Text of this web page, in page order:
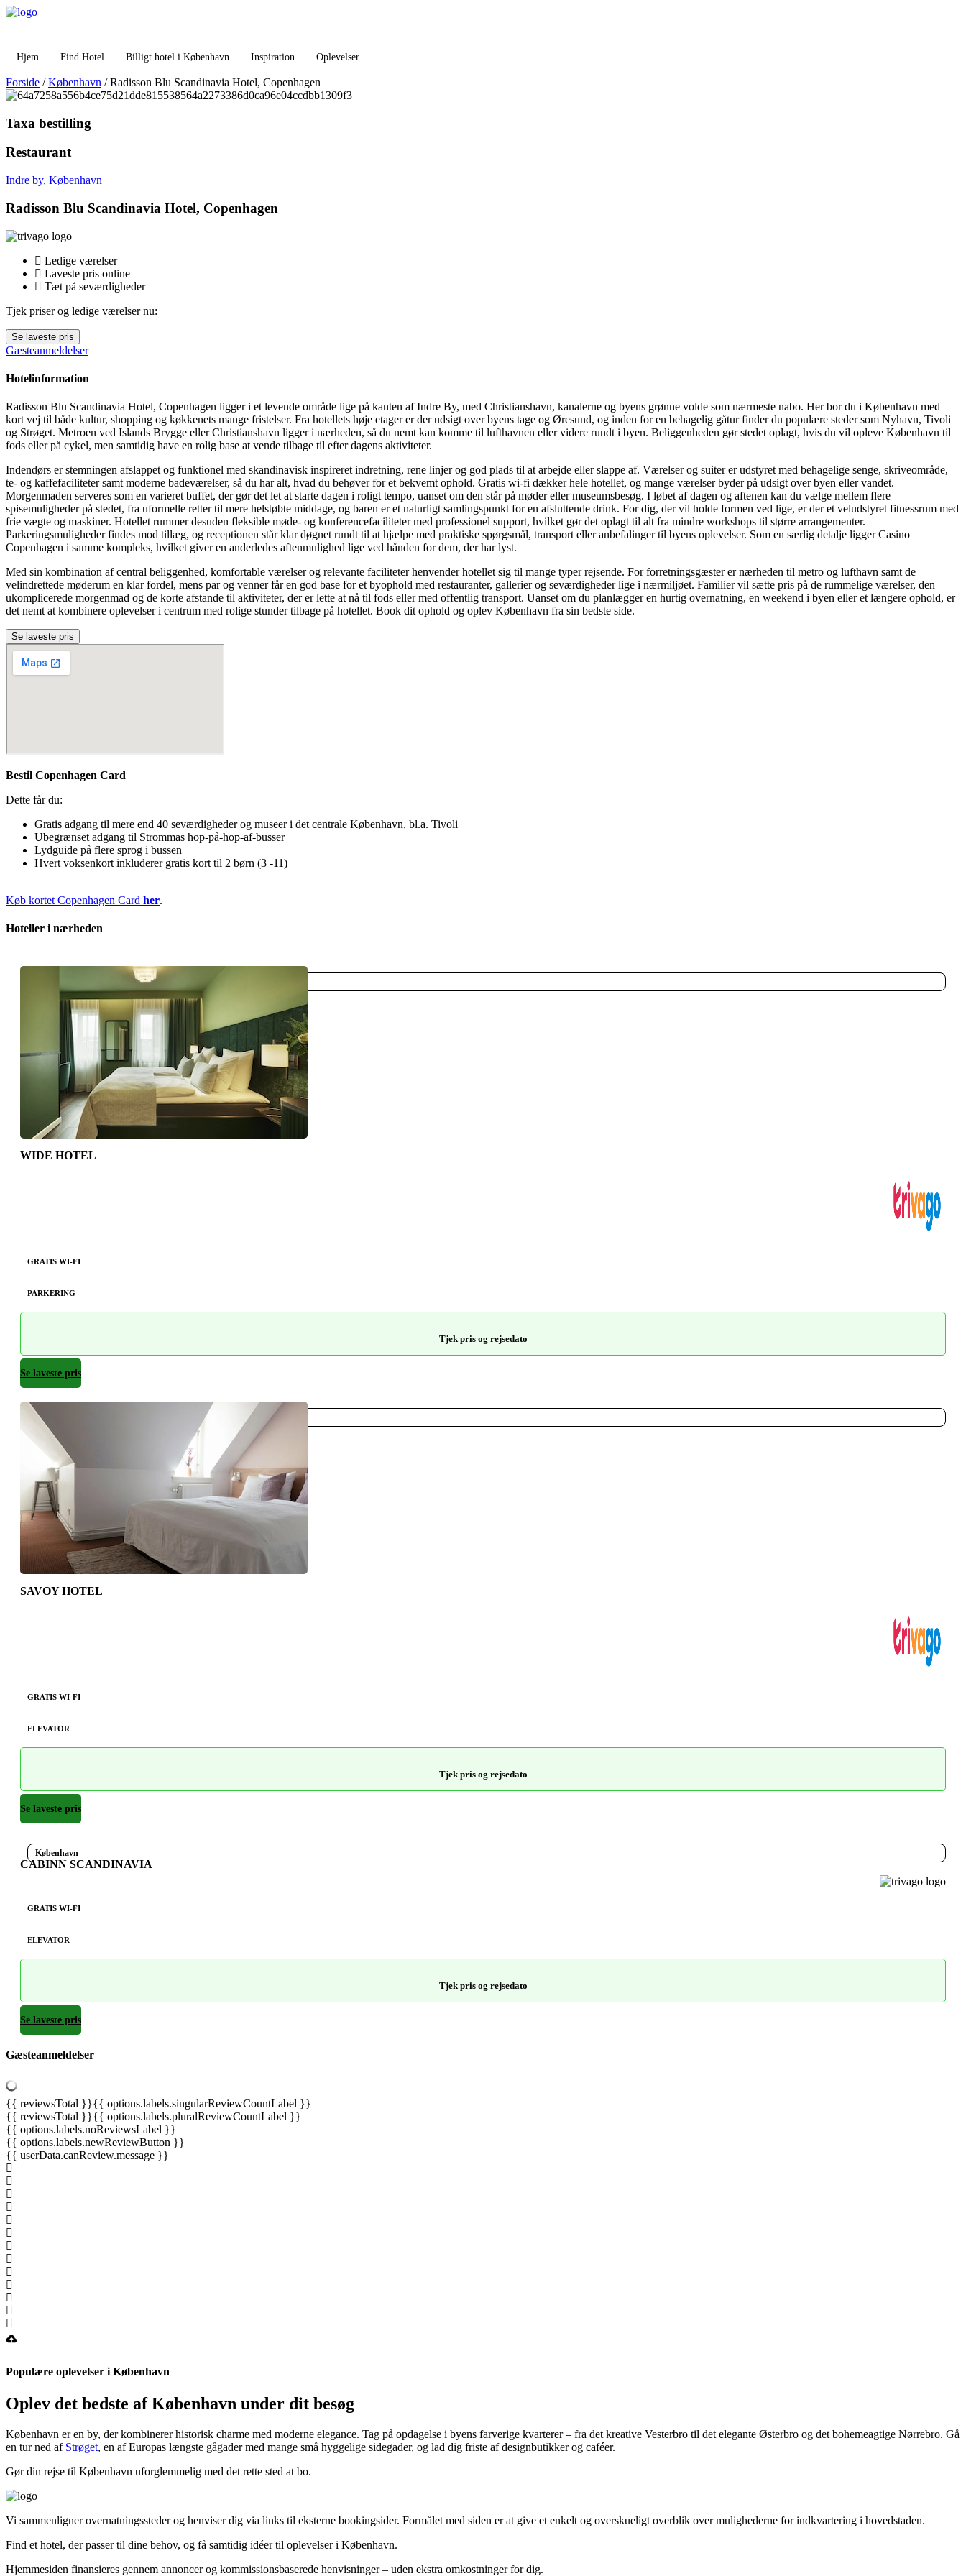
Videre
Hjem Find Hotel Billigt hotel i København Inspiration Oplevelser
Forside /København / Radisson Blu Scandinavia Hotel, Copenhagen
Taxa bestilling
Restaurant
Indre by, København
Radisson Blu Scandinavia Hotel, Copenhagen
Ledige værelser
Laveste pris online
Tæt på seværdigheder
Tjek priser og ledige værelser nu:
Se laveste pris
Gæsteanmeldelser
Hotelinformation
Radisson Blu Scandinavia Hotel, Copenhagen ligger i et levende område lige på kanten af Indre By, med Christianshavn, kanalerne og byens grønne volde som nærmeste nabo. Her bor du i København med
kort vej til både kultur, shopping og køkkenets mange fristelser. Fra hotellets høje etager er der udsigt over byens tage og Øresund, og inden for en behagelig gåtur finder du populære steder som Nyhavn, Tivoli
og Strøget. Metroen ved Islands Brygge eller Christianshavn ligger i nærheden, så du nemt kan komme til lufthavnen eller videre rundt i byen. Beliggenheden gør stedet oplagt, hvis du vil opleve København til
fods eller på cykel, men samtidig have en rolig base at vende tilbage til efter dagens aktiviteter.
Indendørs er stemningen afslappet og funktionel med skandinavisk inspireret indretning, rene linjer og god plads til at arbejde eller slappe af. Værelser og suiter er udstyret med behagelige senge, skriveområde,
te- og kaffefaciliteter samt moderne badeværelser, så du har alt, hvad du behøver for et bekvemt ophold. Gratis wi-fi dækker hele hotellet, og mange værelser byder på udsigt over byen eller vandet.
Morgenmaden serveres som en varieret buffet, der gør det let at starte dagen i roligt tempo, uanset om den står på møder eller museumsbesøg. I løbet af dagen og aftenen kan du vælge mellem flere
spisemuligheder på stedet, fra uformelle retter til mere helstøbte middage, og baren er et naturligt samlingspunkt for en afsluttende drink. For dig, der vil holde formen ved lige, er der et veludstyret fitnessrum med
frie vægte og maskiner. Hotellet rummer desuden fleksible møde- og konferencefaciliteter med professionel support, hvilket gør det oplagt til alt fra mindre workshops til større arrangementer.
Parkeringsmuligheder findes mod tillæg, og receptionen står klar døgnet rundt til at hjælpe med praktiske spørgsmål, transport eller anbefalinger til byens oplevelser. Som en særlig detalje ligger Casino
Copenhagen i samme kompleks, hvilket giver en anderledes aftenmulighed lige ved hånden for dem, der har lyst.
Med sin kombination af central beliggenhed, komfortable værelser og relevante faciliteter henvender hotellet sig til mange typer rejsende. For forretningsgæster er nærheden til metro og lufthavn samt de
velindrettede møderum en klar fordel, mens par og venner får en god base for et byophold med restauranter, gallerier og seværdigheder lige i nærmiljøet. Familier vil sætte pris på de rummelige værelser, den
ukomplicerede morgenmad og de korte afstande til aktiviteter, der er lette at nå til fods eller med offentlig transport. Uanset om du planlægger en hurtig overnatning, en weekend i byen eller et længere ophold, er
det nemt at kombinere oplevelser i centrum med rolige stunder tilbage på hotellet. Book dit ophold og oplev København fra sin bedste side.
Se laveste pris
Bestil Copenhagen Card
Dette får du:
Gratis adgang til mere end 40 seværdigheder og museer i det centrale København, bl.a. Tivoli
Ubegrænset adgang til Strommas hop-på-hop-af-busser
Lydguide på flere sprog i bussen
Hvert voksenkort inkluderer gratis kort til 2 børn (3 -11)
Køb kortet Copenhagen Card her.
Hoteller i nærheden
WIDE HOTEL
GRATIS WI-FI
PARKERING
Tjek pris og rejsedato
Se laveste pris
København
SAVOY HOTEL
GRATIS WI-FI
ELEVATOR
Tjek pris og rejsedato
Se laveste pris
København
CABINN SCANDINAVIA
GRATIS WI-FI
ELEVATOR
Tjek pris og rejsedato
Se laveste pris
Gæsteanmeldelser
{{ reviewsTotal }}{{ options.labels.singularReviewCountLabel }}
{{ reviewsTotal }}{{ options.labels.pluralReviewCountLabel }}
{{ options.labels.noReviewsLabel }}
{{ options.labels.newReviewButton }}
{{ userData.canReview.message }}
Populære oplevelser i København
Oplev det bedste af København under dit besøg
København er en by, der kombinerer historisk charme med moderne elegance. Tag på opdagelse i byens farverige kvarterer – fra det kreative Vesterbro til det elegante Østerbro og det bohemeagtige Nørrebro. Gå
en tur ned af Strøget, en af Europas længste gågader med mange små hyggelige sidegader, og lad dig friste af designbutikker og caféer.
Gør din rejse til København uforglemmelig med det rette sted at bo.
Vi sammenligner over­natningssteder og henviser dig via links til eksterne bookingsider. Formålet med siden er at give et enkelt og overskueligt overblik over mulighederne for indkvartering i hovedstaden.
Find et hotel, der passer til dine behov, og få samtidig idéer til oplevelser i København.
Hjemmesiden finansieres gennem annoncer og kommissionsbaserede henvisninger – uden ekstra omkostninger for dig.